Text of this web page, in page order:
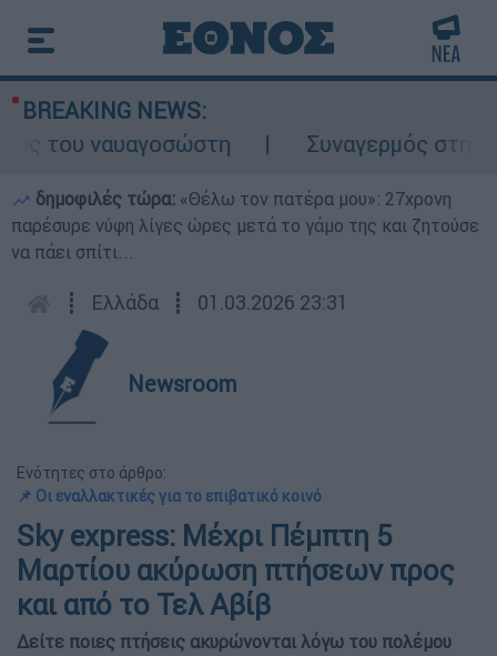
BREAKING NEWS:
του ναυαγοσώστη
Συναγερμός στην
δημοφιλές τώρα: «Θέλω τον πατέρα μου»: 27χρονη
παρέσυρε νύφη λίγες ώρες μετά το γάμο της και ζητούσε
να πάει σπίτι...
┋ Ελλάδα ┋ 01.03.2026 23:31
Newsroom
Ενότητες στο άρθρο:
📌 Οι εναλλακτικές για το επιβατικό κοινό
Sky express: Μέχρι Πέμπτη 5
Μαρτίου ακύρωση πτήσεων προς
και από το Τελ Αβίβ
Δείτε ποιες πτήσεις ακυρώνονται λόγω του πολέμου